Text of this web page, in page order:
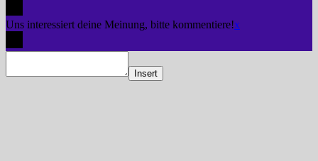
Uns interessiert deine Meinung, bitte kommentiere!x
Insert